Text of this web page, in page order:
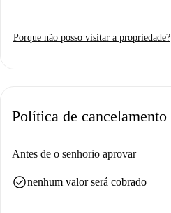
Porque não posso visitar a propriedade?
Política de cancelamento
Antes de o senhorio aprovar
check_circlenenhum valor será cobrado